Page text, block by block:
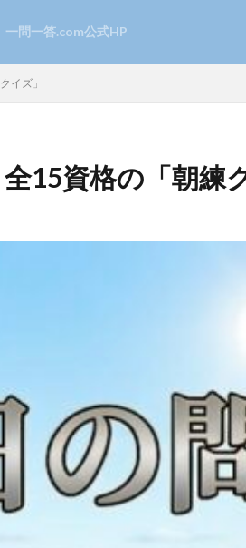
一問一答.com公式HP
イズ」
15資格の「朝練